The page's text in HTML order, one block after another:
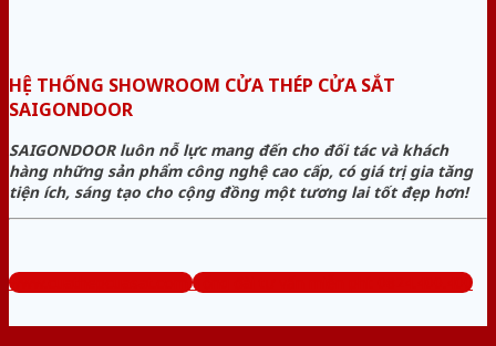
HỆ THỐNG SHOWROOM CỬA THÉP CỬA SẮT
SAIGONDOOR
SAIGONDOOR luôn nỗ lực mang đến cho đối tác và khách
hàng những sản phẩm công nghệ cao cấp, có giá trị gia tăng
tiện ích, sáng tạo cho cộng đồng một tương lai tốt đẹp hơn!
www.cuathepcuasat.com Tổng đài tư vấn miễn phí: 0824.400.400